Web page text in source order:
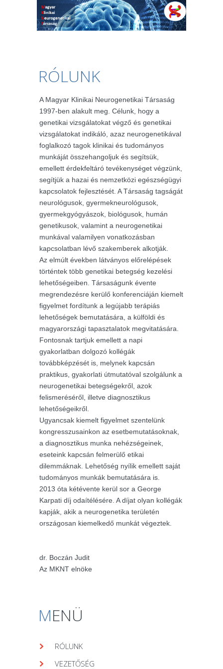
RÓLUNK
A Magyar Klinikai Neurogenetikai Társaság
1997-ben alakult meg. Célunk, hogy a
genetikai vizsgálatokat végző és genetikai
vizsgálatokat indikáló, azaz neurogenetikával
foglalkozó tagok klinikai és tudományos
munkáját összehangoljuk és segítsük,
emellett érdekfeltáró tevékenységet végzünk,
segítjük a hazai és nemzetközi egészségügyi
kapcsolatok fejlesztését. A Társaság tagságát
neurológusok, gyermekneurológusok,
gyermekgyógyászok, biológusok, humán
genetikusok, valamint a neurogenetikai
munkával valamilyen vonatkozásban
kapcsolatban lévő szakemberek alkotják.
Az elmúlt években látványos előrelépések
történtek több genetikai betegség kezelési
lehetőségeiben. Társaságunk évente
megrendezésre kerülő konferenciáján kiemelt
figyelmet fordítunk a legújabb terápiás
lehetőségek bemutatására, a külföldi és
magyarországi tapasztalatok megvitatására.
Fontosnak tartjuk emellett a napi
gyakorlatban dolgozó kollégák
továbbképzését is, melynek kapcsán
praktikus, gyakorlati útmutatóval szolgálunk a
neurogenetikai betegségekről, azok
felismeréséről, illetve diagnosztikus
lehetőségeikről.
Ugyancsak kiemelt figyelmet szentelünk
kongresszusainkon az esetbemutatásoknak,
a diagnosztikus munka nehézségeinek,
eseteink kapcsán felmerülő etikai
dilemmáknak. Lehetőség nyílik emellett saját
tudományos munkák bemutatására is.
2013 óta kétévente kerül sor a George
Karpati díj odaítélésére. A díjat olyan kollégák
kapják, akik a neurogenetika területén
országosan kiemelkedő munkát végeztek.
dr. Boczán Judit
Az MKNT elnöke
MENÜ
RÓLUNK
VEZETŐSÉG